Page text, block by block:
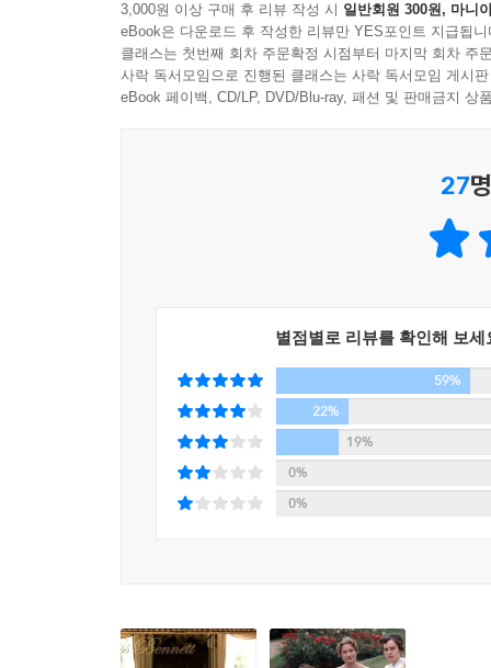
3,000원 이상 구매 후 리뷰 작성 시 일반회원 300원, 마니
eBook은 다운로드 후 작성한 리뷰만 YES포인트 지급됩니
클래스는 첫번째 회차 주문확정 시점부터 마지막 회차 주
사락 독서모임으로 진행된 클래스는 사락 독서모임 게시
eBook 페이백, CD/LP, DVD/Blu-ray, 패션 및 판매금지 상
27
별점별로 리뷰를 확인해 보세
59%
22%
19%
0%
0%